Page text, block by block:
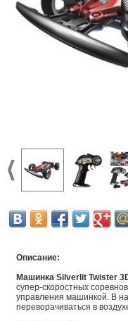
Описание:
Машинка Silverlit Twister
супер-скоростных
управления машинкой. В
переворачиваться в